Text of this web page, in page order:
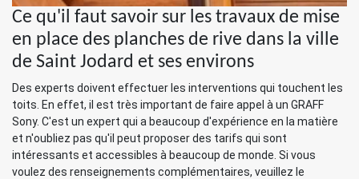
Ce qu'il faut savoir sur les travaux de mise
en place des planches de rive dans la ville
de Saint Jodard et ses environs
Des experts doivent effectuer les interventions qui touchent les
toits. En effet, il est très important de faire appel à un GRAFF
Sony. C'est un expert qui a beaucoup d'expérience en la matière
et n'oubliez pas qu'il peut proposer des tarifs qui sont
intéressants et accessibles à beaucoup de monde. Si vous
voulez des renseignements complémentaires, veuillez le